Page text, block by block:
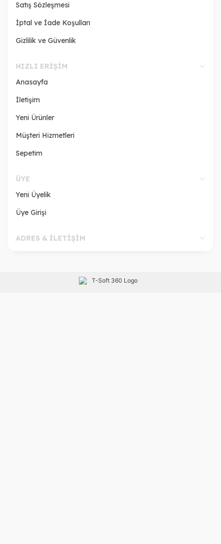
Satış Sözleşmesi
İptal ve İade Koşulları
Gizlilik ve Güvenlik
HIZLI ERIŞIM
Anasayfa
İletişim
Yeni Ürünler
Müşteri Hizmetleri
Sepetim
ÜYE
Yeni Üyelik
Üye Girişi
ADRES & İLETİŞİM